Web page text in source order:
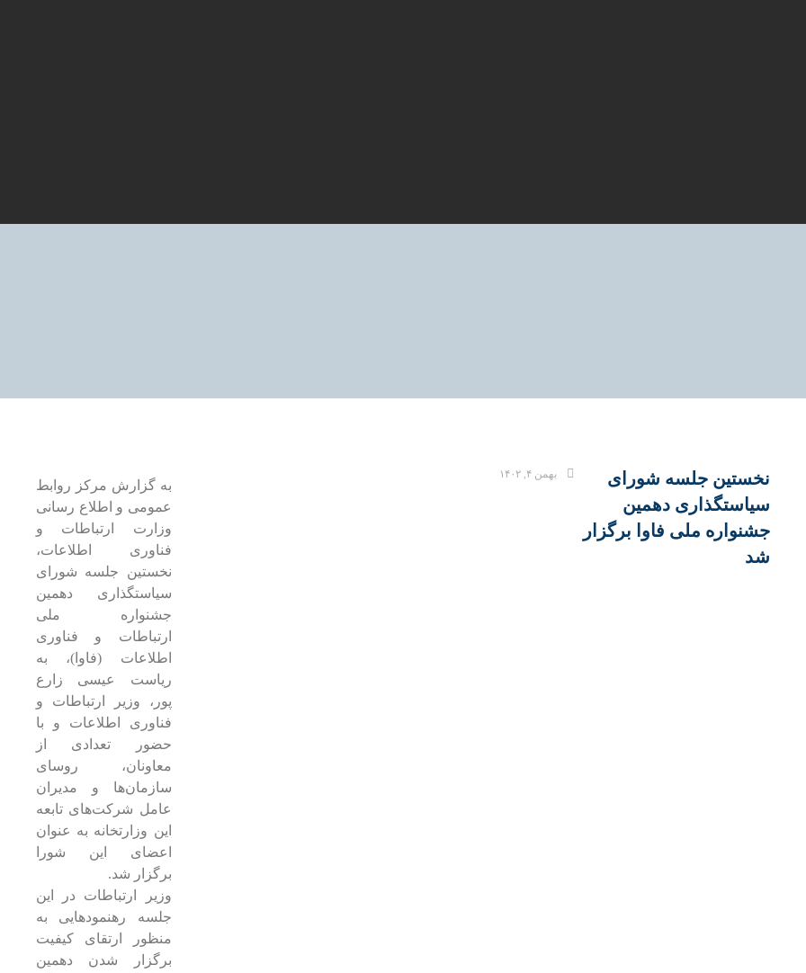
نخستین جلسه شورای
سیاستگذاری دهمین
جشنواره ملی فاوا برگزار
شد
بهمن ۴, ۱۴۰۲
به گزارش مرکز روابط
عمومی و اطلاع رسانی
وزارت ارتباطات و
فناوری اطلاعات،
نخستین جلسه شورای
سیاستگذاری دهمین
جشنواره ملی
ارتباطات و فناوری
اطلاعات (فاوا)، به
ریاست عیسی زارع
پور، وزیر ارتباطات و
فناوری اطلاعات و با
حضور تعدادی از
معاونان، روسای
سازمان‌ها و مدیران
عامل شرکت‌های تابعه
این وزارتخانه به عنوان
اعضای این شورا
برگزار شد.
وزیر ارتباطات در این
جلسه رهنمودهایی به
منظور ارتقای کیفیت
برگزار شدن دهمین